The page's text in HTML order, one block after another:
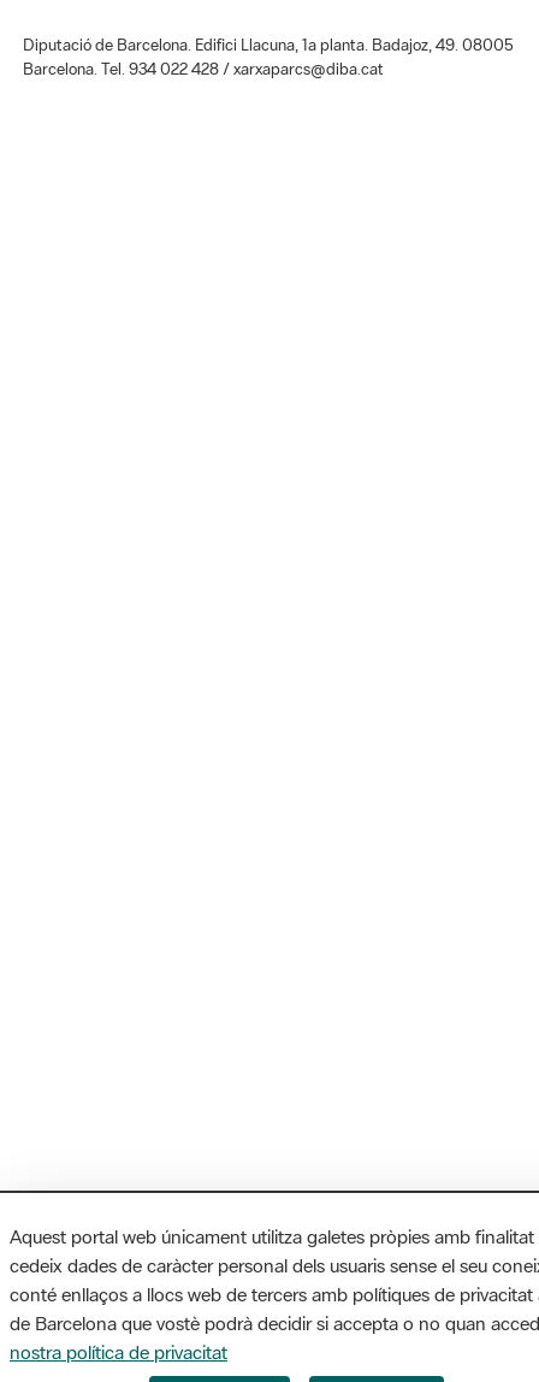
Diputació de Barcelona. Edifici Llacuna, 1a planta. Badajoz, 49. 08005
Barcelona. Tel. 934 022 428 / xarxaparcs@diba.cat
Aquest portal web únicament utilitza galetes pròpies amb
cedeix dades de caràcter personal dels usuaris sense el seu
conté enllaços a llocs web de tercers amb polítiques de privacitat
de Barcelona que vostè podrà decidir si accepta o no quan
nostra política de privacitat